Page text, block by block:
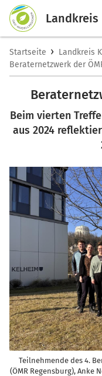
Landkreis
Startseite › Landkreis
Beraternetzwerk der
Beim vierten
aus 2024
Teilnehmende des 4.
(ÖMR Regensburg), Anke